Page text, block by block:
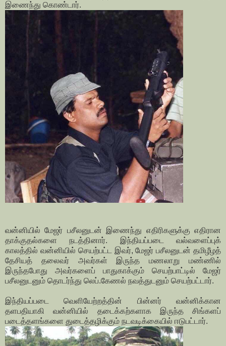
இணைந்து கொண்டார்.
வன்னியில் மேஜர் பசீலனுடன் இணைந்து எதிரிகளுக்கு எதிரான
தாக்குதல்களை நடத்தினார். இந்தியப்படை வல்வளைப்புக்
காலத்தில் வன்னியில் செயற்பட்ட இவர், மேஜர் பசீலனுடன் தமிழீழத்
தேசியத் தலைவர் அவர்கள் இருந்த மணலாறு மண்ணில்
இருந்தபோது அவர்களைப் பாதுகாக்கும் செயற்பாட்டில் மேஜர்
பசீலனுடனும் தொடர்ந்து லெப்.கேணல் நவத்துடனும் செயற்பட்டார்.
இந்தியப்படை வெளியேற்றத்தின் பின்னர் வன்னிக்கான
தளபதியாகி வன்னியில் தடைக்கற்களாக இருந்த சிங்களப்
படைத்தளங்களை துடைத்தழிக்கும் நடவடிக்கையில் ஈடுபட்டார்.